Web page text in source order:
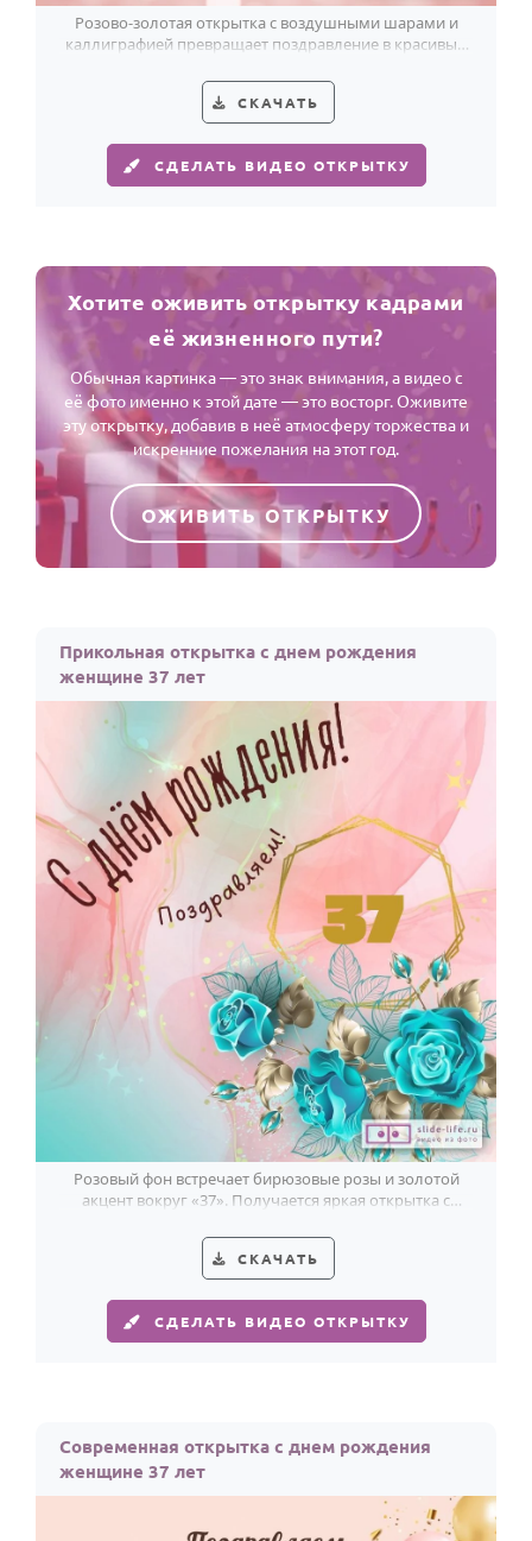
Розово-золотая открытка с воздушными шарами и
каллиграфией превращает поздравление в красивый
СКАЧАТЬ
СДЕЛАТЬ ВИДЕО ОТКРЫТКУ
Хотите оживить открытку кадрами
её жизненного пути?
Обычная картинка — это знак внимания, а видео с
её фото именно к этой дате — это восторг. Оживите
эту открытку, добавив в неё атмосферу торжества и
искренние пожелания на этот год.
ОЖИВИТЬ ОТКРЫТКУ
Прикольная открытка с днем рождения
женщине 37 лет
Розовый фон встречает бирюзовые розы и золотой
акцент вокруг «37». Получается яркая открытка с
СКАЧАТЬ
СДЕЛАТЬ ВИДЕО ОТКРЫТКУ
Современная открытка с днем рождения
женщине 37 лет